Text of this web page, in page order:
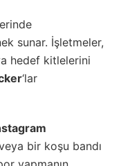
sunar. İşletmeler,
hedef kitlelerini
‘lar
bir koşu bandı